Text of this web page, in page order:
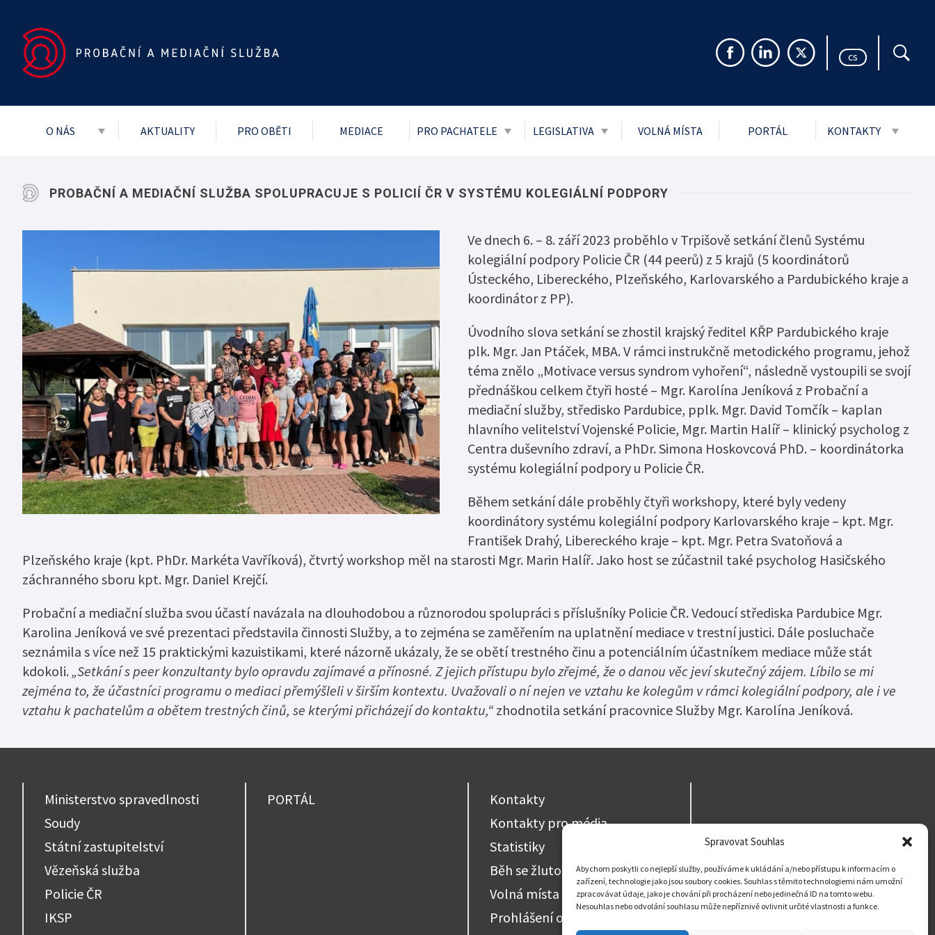
Spravovat Souhlas
Abychom poskytli co nejlepší služby, používáme k ukládání a/nebo přístupu k informacím o
zařízení, technologie jako jsou soubory cookies. Souhlas s těmito technologiemi nám umožní
zpracovávat údaje, jako je chování při procházení nebo jedinečná ID na tomto webu.
Nesouhlas nebo odvolání souhlasu může nepříznivě ovlivnit určité vlastnosti a funkce.
cs
O NÁS
Vedení služby
AKTUALITY PRO OBĚTI MEDIACE PRO PACHATELE
Probace
Trest zákazu vstupu
Trest domácího vězení
Elektronický monitorovací systém
Resocializační programy
Probační dům
LEGISLATIVA
Boj proti korupci
Informace o příjmu podání
Informace poskytnuté PMS
usnesení
Certifikát „Bezpečný úřad“
Nabídka nepotřebného majetku
VOLNÁ MÍSTA PORTÁL KONTAKTY
PROBAČNÍ A MEDIAČNÍ SLUŽBA SPOLUPRACUJE S POLICIÍ ČR V SYSTÉMU KOLEGIÁLNÍ PODPORY
Ve dnech 6. – 8. září 2023 proběhlo v Trpišově setkání členů Systému
kolegiální podpory Policie ČR (44 peerů) z 5 krajů (5 koordinátorů
Ústeckého, Libereckého, Plzeňského, Karlovarského a Pardubického kraje a
koordinátor z PP).
Úvodního slova setkání se zhostil krajský ředitel KŘP Pardubického kraje
plk. Mgr. Jan Ptáček, MBA. V rámci instrukčně metodického programu, jehož
téma znělo „Motivace versus syndrom vyhoření“, následně vystoupili se svojí
přednáškou celkem čtyři hosté – Mgr. Karolína Jeníková z Probační a
mediační služby, středisko Pardubice, pplk. Mgr. David Tomčík – kaplan
hlavního velitelství Vojenské Policie, Mgr. Martin Halíř – klinický psycholog z
Centra duševního zdraví, a PhDr. Simona Hoskovcová PhD. – koordinátorka
systému kolegiální podpory u Policie ČR.
Během setkání dále proběhly čtyři workshopy, které byly vedeny
koordinátory systému kolegiální podpory Karlovarského kraje – kpt. Mgr.
František Drahý, Libereckého kraje – kpt. Mgr. Petra Svatoňová a
Plzeňského kraje (kpt. PhDr. Markéta Vavříková), čtvrtý workshop měl na starosti Mgr. Marin Halíř. Jako host se zúčastnil také psycholog Hasičského
záchranného sboru kpt. Mgr. Daniel Krejčí.
Probační a mediační služba svou účastí navázala na dlouhodobou a různorodou spolupráci s příslušníky Policie ČR. Vedoucí střediska Pardubice Mgr.
Karolina Jeníková ve své prezentaci představila činnosti Služby, a to zejména se zaměřením na uplatnění mediace v trestní justici. Dále posluchače
seznámila s více než 15 praktickými kazuistikami, které názorně ukázaly, že se obětí trestného činu a potenciálním účastníkem mediace může stát
kdokoli. „Setkání s peer konzultanty bylo opravdu zajímavé a přínosné. Z jejich přístupu bylo zřejmé, že o danou věc jeví skutečný zájem. Líbilo se mi
zejména to, že účastníci programu o mediaci přemýšleli v širším kontextu. Uvažovali o ní nejen ve vztahu ke kolegům v rámci kolegiální podpory, ale i ve
vztahu k pachatelům a obětem trestných činů, se kterými přicházejí do kontaktu,“zhodnotila setkání pracovnice Služby Mgr. Karolína Jeníková.
Ministerstvo spravedlnosti
Soudy
Státní zastupitelství
Vězeňská služba
Policie ČR
IKSP
PORTÁL
Kontakty
Kontakty pro média
Statistiky
Běh se žlutou stužkou
Volná místa
Prohlášení o přístupnosti